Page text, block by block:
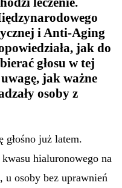
i Anti-Aging
jak do
głosu w tej
jak ważne
osoby z
głośno już latem.
hialuronowego na
u osoby bez uprawnień